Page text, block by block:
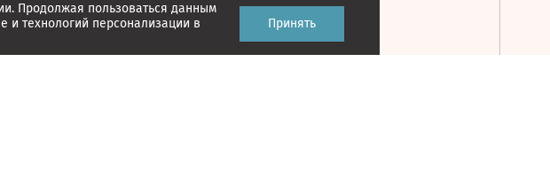
Продолжая пользоваться данным
и технологий персонализации в
Принять